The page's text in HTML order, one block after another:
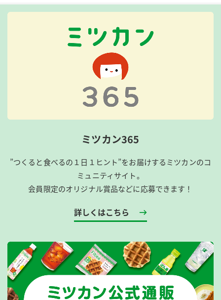
ミツカン365
”つくると食べるの１日１ヒント”をお届けするミツカンのコ
ミュニティサイト。
会員限定のオリジナル賞品などに応募できます！
詳しくはこちら